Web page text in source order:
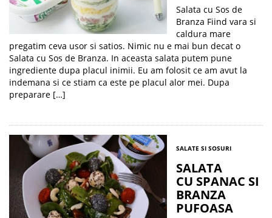
Salata cu Sos de
Branza Fiind vara si
caldura mare
pregatim ceva usor si satios. Nimic nu e mai bun decat o
Salata cu Sos de Branza. In aceasta salata putem pune
ingrediente dupa placul inimii. Eu am folosit ce am avut la
indemana si ce stiam ca este pe placul alor mei. Dupa
preparare […]
SALATE SI SOSURI
SALATA
CU SPANAC SI
BRANZA
PUFOASA